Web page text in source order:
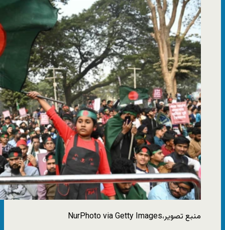
منبع تصویر،NurPhoto via Getty Images